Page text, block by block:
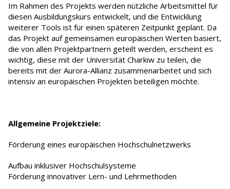
Im Rahmen des Projekts werden nützliche Arbeitsmittel für
diesen Ausbildungskurs entwickelt, und die Entwicklung
weiterer Tools ist für einen späteren Zeitpunkt geplant. Da
das Projekt auf gemeinsamen europäischen Werten basiert,
die von allen Projektpartnern geteilt werden, erscheint es
wichtig, diese mit der Universität Charkiw zu teilen, die
bereits mit der Aurora-Allianz zusammenarbeitet und sich
intensiv an europäischen Projekten beteiligen möchte.
Allgemeine Projektziele:
Förderung eines europäischen Hochschulnetzwerks
Aufbau inklusiver Hochschulsysteme
Förderung innovativer Lern- und Lehrmethoden